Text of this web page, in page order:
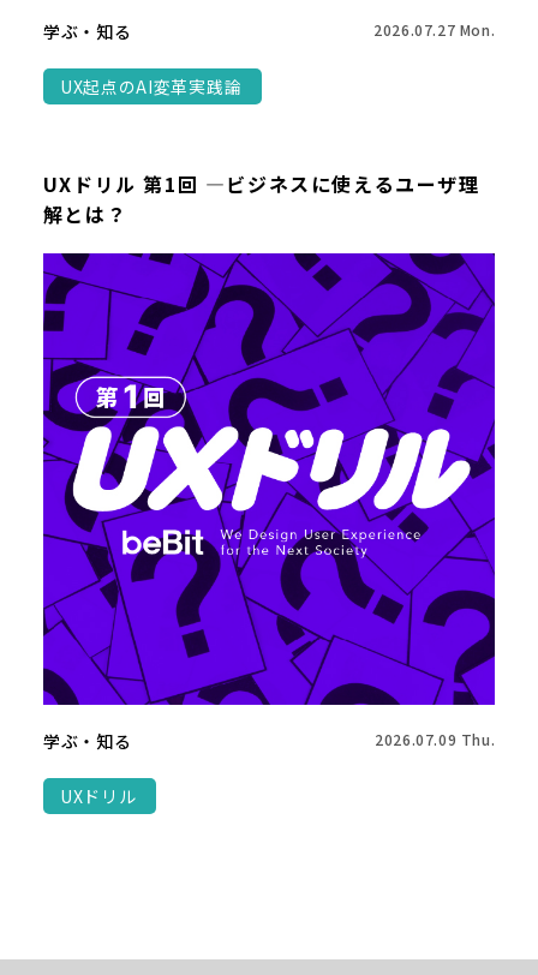
学ぶ・知る 2026.07.27 Mon.
UX起点のAI変革実践論
UXドリル 第1回 ―ビジネスに使えるユーザ理
解とは？
学ぶ・知る 2026.07.09 Thu.
UXドリル